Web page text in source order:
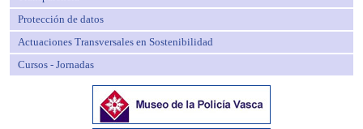
Protección de datos
Actuaciones Transversales en Sostenibilidad
Cursos - Jornadas